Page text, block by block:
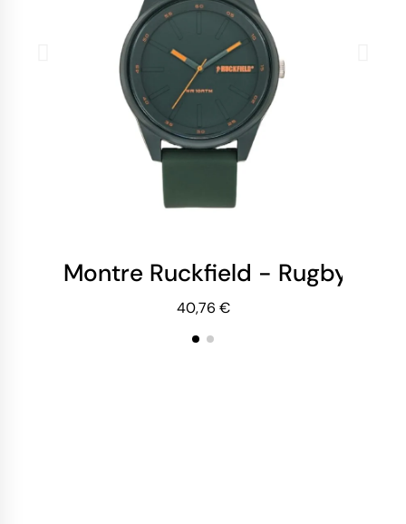
Montre Ruckfield - Rugby -
40,76 €